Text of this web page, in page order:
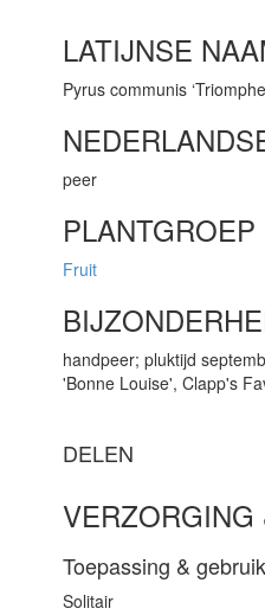
LATIJNSE
Pyrus communis
peer
PLANTGROEP
Fruit
handpeer; pluktijd
'Bonne Louise', Clapp's
DELEN
VERZORGING
Toepassing & gebruik
Solitair